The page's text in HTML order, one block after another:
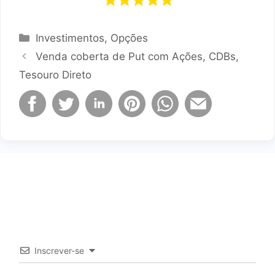
Categorias
Investimentos, Opções
Venda coberta de Put com Ações, CDBs,
Tesouro Direto
Inscrever-se